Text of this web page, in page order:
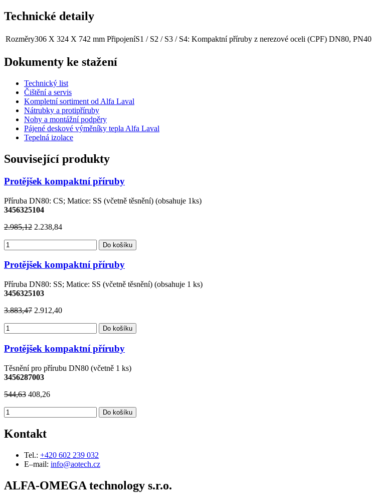
Technické detaily
Rozměry306 X 324 X 742 mm PřipojeníS1 / S2 / S3 / S4: Kompaktní příruby z nerezové oceli (CPF) DN80, PN40
Dokumenty ke stažení
Technický list
Čištění a servis
Kompletní sortiment od Alfa Laval
Nátrubky a protipříruby
Nohy a montážní podpěry
Pájené deskové výměníky tepla Alfa Laval
Tepelná izolace
Související produkty
Protějšek kompaktní příruby
Příruba DN80: CS; Matice: SS (včetně těsnění) (obsahuje 1ks)
3456325104
2.985,12 2.238,84
Do košíku
Protějšek kompaktní příruby
Příruba DN80: SS; Matice: SS (včetně těsnění) (obsahuje 1 ks)
3456325103
3.883,47 2.912,40
Do košíku
Protějšek kompaktní příruby
Těsnění pro přírubu DN80 (včetně 1 ks)
3456287003
544,63 408,26
Do košíku
Kontakt
Tel.: +420 602 239 032
E–mail: info@aotech.cz
ALFA-OMEGA technology s.r.o.